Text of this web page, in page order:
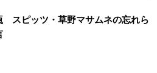
スピッツ・草野マサムネの忘れら